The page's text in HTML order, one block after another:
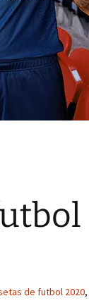
de futbol 2020,